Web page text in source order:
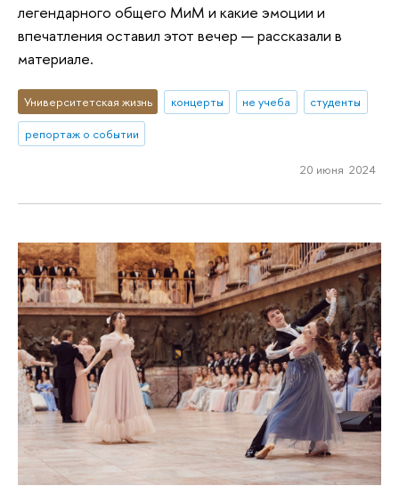
легендарного общего МиМ и какие эмоции и
впечатления оставил этот вечер — рассказали в
материале.
Университетская жизнь концерты не учеба
студенты
репортаж о событии
20 июня 2024